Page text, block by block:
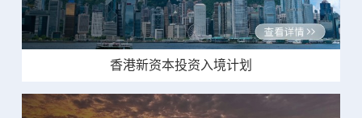
香港新资本投资入境计划